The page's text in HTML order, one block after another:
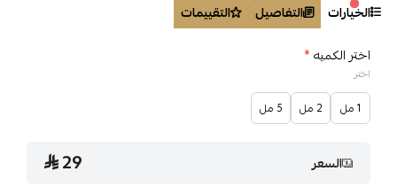
الخيارات التفاصيل
التقييمات
اختر الكميه*
اختر
1 مل 2 مل 5 مل
السعر 29